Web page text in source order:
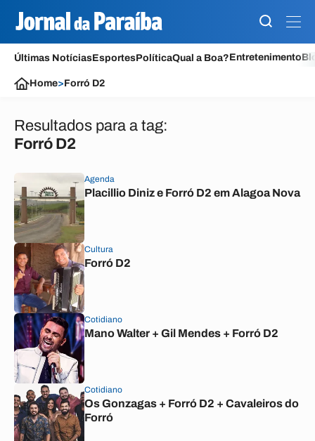
Últimas NotíciasEsportesPolíticaQual a Boa?Entretenimento
Home>Forró D2
Resultados para a tag:
Forró D2
Agenda
Placillio Diniz e Forró D2 em Alagoa Nova
Cultura
Forró D2
Cotidiano
Mano Walter + Gil Mendes + Forró D2
Cotidiano
Os Gonzagas + Forró D2 + Cavaleiros do
Forró